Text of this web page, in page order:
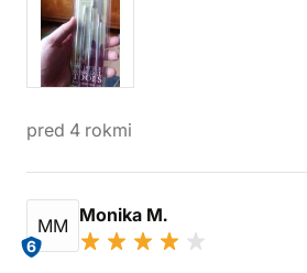
pred 4 rokmi
MM
6
Monika M.